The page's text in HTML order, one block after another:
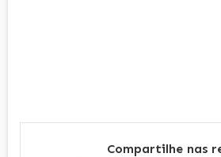
Compartilhe nas